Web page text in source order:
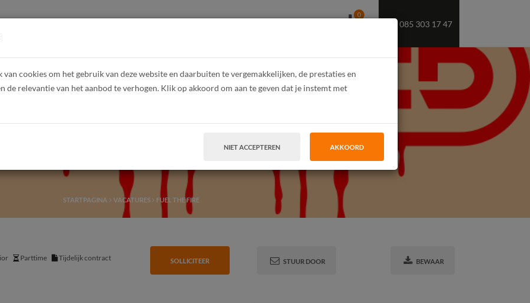
085 303 17 47
0
Fuel the fire
STARTPAGINA VACATURES FUEL THE FIRE
Parttime
Tijdelijk contract
SOLLICITEER STUUR DOOR BEWAAR
cookies om het gebruik van deze website en daarbuiten te vergemakkelijken, de prestaties en
de relevantie van het aanbod te verhogen. Klik op akkoord om aan te geven dat je instemt met
NIET ACCEPTEREN AKKOORD